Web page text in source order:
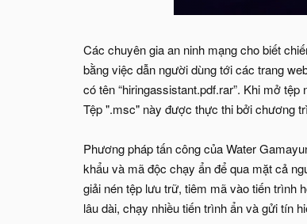
Các chuyên gia an ninh mạng cho biết
bằng việc dẫn người dùng tới các trang
có tên “hiringassistant.pdf.rar”. Khi mở
Tệp ".msc" này được thực thi bởi chương
Phương pháp tấn công của Water
khẩu và mã độc chạy ẩn để qua mặt cả
giải nén tệp lưu trữ, tiêm mã vào tiến trình
lâu dài, chạy nhiều tiến trình ẩn và gửi tín